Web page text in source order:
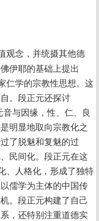
观念，并统摄其他德
伊耶的基础上提出
仁学的宗教性思想。这
。段正元还探讨
音与因缘，性、仁、良
明显地取向宗教化之
了脱魅和复魅的过
民间化。段正元在这
、人格化，形成了独特
儒学为主体的中国传
。段正元构建了自己
，还特别注重道德实